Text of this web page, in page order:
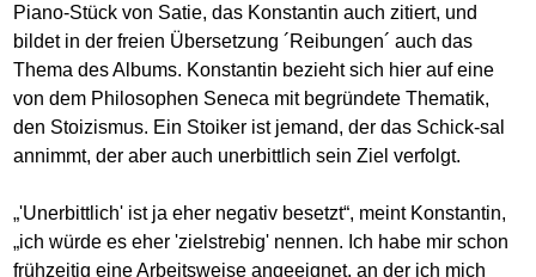
Piano-Stück von Satie, das Konstantin auch zitiert, und
bildet in der freien Übersetzung ´Reibungen´ auch das
Thema des Albums. Konstantin bezieht sich hier auf eine
von dem Philosophen Seneca mit begründete Thematik,
den Stoizismus. Ein Stoiker ist jemand, der das Schick-sal
annimmt, der aber auch unerbittlich sein Ziel verfolgt.
„'Unerbittlich' ist ja eher negativ besetzt“, meint Konstantin,
„ich würde es eher 'zielstrebig' nennen. Ich habe mir schon
frühzeitig eine Arbeitsweise angeeignet, an der ich mich